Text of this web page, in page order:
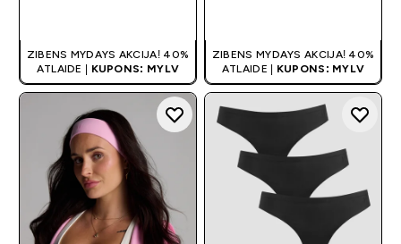
ZIBENS MYDAYS AKCIJA! 40%
ATLAIDE |
KUPONS: MYLV
ZIBENS MYDAYS AKCIJA! 40%
ATLAIDE | KUPONS: MYLV